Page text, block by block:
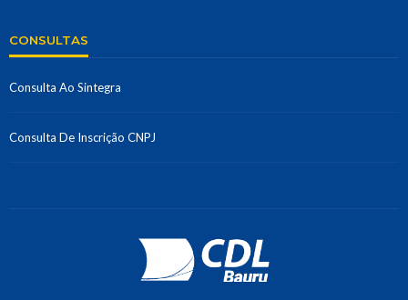
CONSULTAS
Consulta Ao Sintegra
Consulta De Inscrição CNPJ